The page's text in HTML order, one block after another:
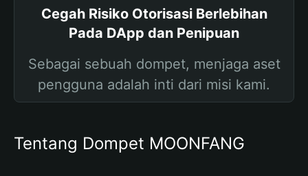
Cegah Risiko Otorisasi Berlebihan
Pada DApp dan Penipuan
Sebagai sebuah dompet, menjaga aset
pengguna adalah inti dari misi kami.
Tentang Dompet MOONFANG